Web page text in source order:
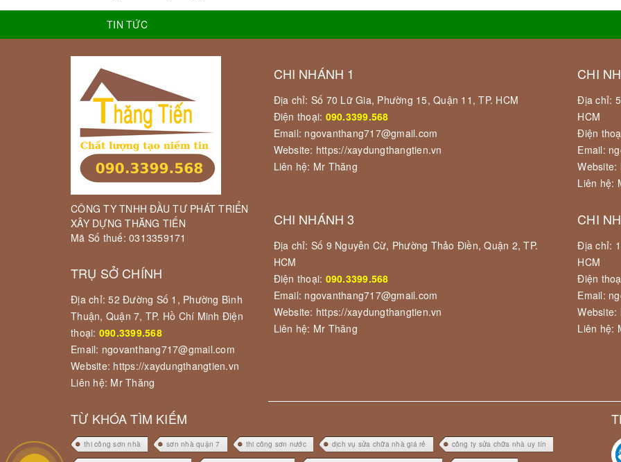
TIN TỨC
CÔNG TY TNHH ĐẦU TƯ PHÁT TRIỂN
XÂY DỰNG THĂNG TIẾN
Mã Số thuế: 0313359171
TRỤ SỞ CHÍNH
Địa chỉ: 52 Đường Số 1, Phường Bình
Thuận, Quận 7, TP. Hồ Chí Minh Điện
thoại: 090.3399.568
Email: ngovanthang717@gmail.com
Website: https://xaydungthangtien.vn
Liên hệ: Mr Thăng
CHI NHÁNH 1
Địa chỉ: Số 70 Lữ Gia, Phường 15, Quận 11, TP. HCM
Điện thoại: 090.3399.568
Email: ngovanthang717@gmail.com
Website: https://xaydungthangtien.vn
Liên hệ: Mr Thăng
CHI
Địa chỉ:
HCM
Điện
Email:
Website:
Liên hệ:
CHI NHÁNH 3
Địa chỉ: Số 9 Nguyễn Cừ, Phường Thảo Điền, Quận 2, TP.
HCM
Điện thoại: 090.3399.568
Email: ngovanthang717@gmail.com
Website: https://xaydungthangtien.vn
Liên hệ: Mr Thăng
CHI
Địa chỉ:
HCM
Điện
Email:
Website:
Liên hệ:
TỪ KHÓA TÌM KIẾM
thi công sơn nhà sơn nhà quận 7 thi công sơn nước dịch vụ sửa chữa nhà giá rẻ công ty sửa chữa nhà uy tín